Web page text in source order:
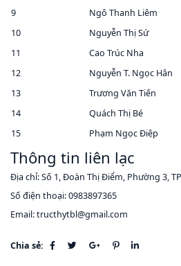
9
Ngô Thanh Liêm
10
Nguyễn Thị Sứ
11
Cao Trúc Nha
12
Nguyễn T. Ngọc Hân
13
Trương Văn Tiến
14
Quách Thị Bé
15
Phạm Ngọc Điệp
Thông tin liên lạc
Địa chỉ: Số 1, Đoàn Thị Điểm, Phường 3,
Số điện thoại: 0983897365
Email: tructhytbl@gmail.com
Chia sẻ: